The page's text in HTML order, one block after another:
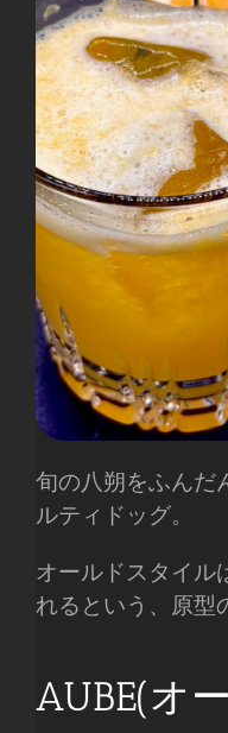
旬の八朔をふんだ
ルティドッグ。
オールドスタイル
れるという、原型
AUBE(オ